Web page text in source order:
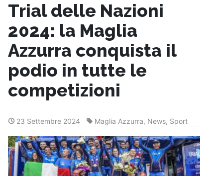
Trial delle Nazioni
2024: la Maglia
Azzurra conquista il
podio in tutte le
competizioni
23 Settembre 2024 Maglia Azzurra, News, Sport